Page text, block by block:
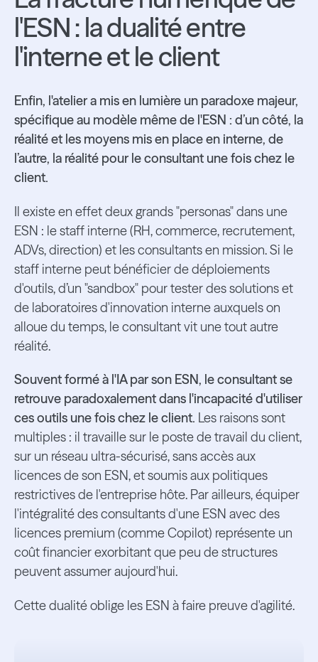
l'ESN : la dualité entre
l'interne et le client
Enfin, l'atelier a mis en lumière un paradoxe majeur,
spécifique au modèle même de l'ESN : d’un côté, la
réalité et les moyens mis en place en interne, de
l’autre, la réalité pour le consultant une fois chez le
client.
Il existe en effet deux grands "personas" dans une
ESN : le staff interne (RH, commerce, recrutement,
ADVs, direction) et les consultants en mission. Si le
staff interne peut bénéficier de déploiements
d'outils, d’un "sandbox" pour tester des solutions et
de laboratoires d'innovation interne auxquels on
alloue du temps, le consultant vit une tout autre
réalité.
Souvent formé à l'IA par son ESN, le consultant se
retrouve paradoxalement dans l'incapacité d'utiliser
ces outils une fois chez le client. Les raisons sont
multiples : il travaille sur le poste de travail du client,
sur un réseau ultra-sécurisé, sans accès aux
licences de son ESN, et soumis aux politiques
restrictives de l'entreprise hôte. Par ailleurs, équiper
l'intégralité des consultants d'une ESN avec des
licences premium (comme Copilot) représente un
coût financier exorbitant que peu de structures
peuvent assumer aujourd'hui.
Cette dualité oblige les ESN à faire preuve d'agilité.